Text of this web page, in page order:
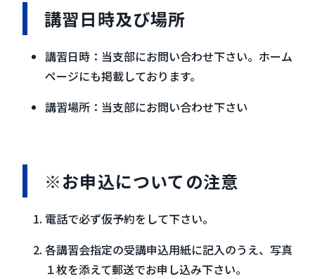
講習日時及び場所
講習日時：当支部にお問い合わせ下さい。ホーム
ページにも掲載しております。
講習場所：当支部にお問い合わせ下さい
※お申込についての注意
電話で必ず仮予約をして下さい。
各講習会指定の受講申込用紙に記入のうえ、写真
１枚を添えて郵送でお申し込み下さい。